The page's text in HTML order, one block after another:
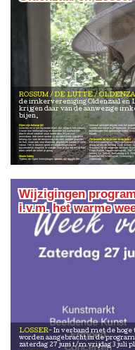
ROSSUM / DE LUTTE /
de imkervereniging Oldenzaal en
krijgen daar van de aanwezige
bijen.
Bijen zijn belangrijk!
Insecten en in het bijzonder bijen zijn volop in het nieuws.
Vooral hun leefomgeving en daarmee het aanbod van
dracht ofwel voedsel staat onder druk. Bijen zijn
onmisbaar, met name omdat zij als bestuivers van groot
belang zijn voor de bestuiving van vele soorten groenten
en fruit, maar ook voor bloemen, planten en bomen in onze
natuur. Het is daarom goed om onze omgeving zo
bijvriendelijk mogelijk te maken. Hoe je dat het beste kunt
doen vertelt de imker je graag.
Mooie hobby
Tijdens de Open Imkerijdagen openen we deuren die
normaal gesloten blijven voor het
samen een kijkje in de bijenstal. Je zult
bijenhouden een geweldige hobby is
kijken.
Op bezoek bij de imker in de buurt
De imkervereniging Oldenzaal/Losser
graag uit om op Zondag 12juli tussen
te komen op de volgende locaties:
Poort Bulten, Lossersestraat 66, 7587
Imkerij De Tiethof, Tiethofweg nr 9,
Bijenstal De Werkwijzer, Grensweg 2,
Oldenzaal
Wijzigingen
i.v.m. het warme
LOSSER
worden aangebracht in de
zaterdag 27 juni t/m vrijdag 3 juli